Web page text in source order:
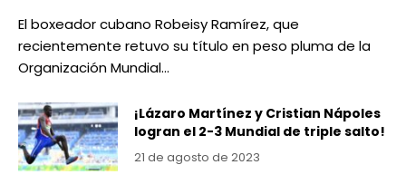
El boxeador cubano Robeisy Ramírez, que
recientemente retuvo su título en peso pluma de la
Organización Mundial…
¡Lázaro Martínez y Cristian Nápoles
logran el 2-3 Mundial de triple salto!
21 de agosto de 2023